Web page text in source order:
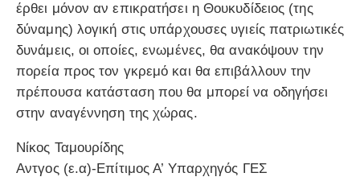
έρθει μόνον αν επικρατήσει η Θουκυδίδειος (της
δύναμης) λογική στις υπάρχουσες υγιείς πατριωτικές
δυνάμεις, οι οποίες, ενωμένες, θα ανακόψουν την
πορεία προς τον γκρεμό και θα επιβάλλουν την
πρέπουσα κατάσταση που θα μπορεί να οδηγήσει
στην αναγέννηση της χώρας.
Νίκος Ταμουρίδης
Αντγος (ε.α)-Επίτιμος Α’ Υπαρχηγός ΓΕΣ